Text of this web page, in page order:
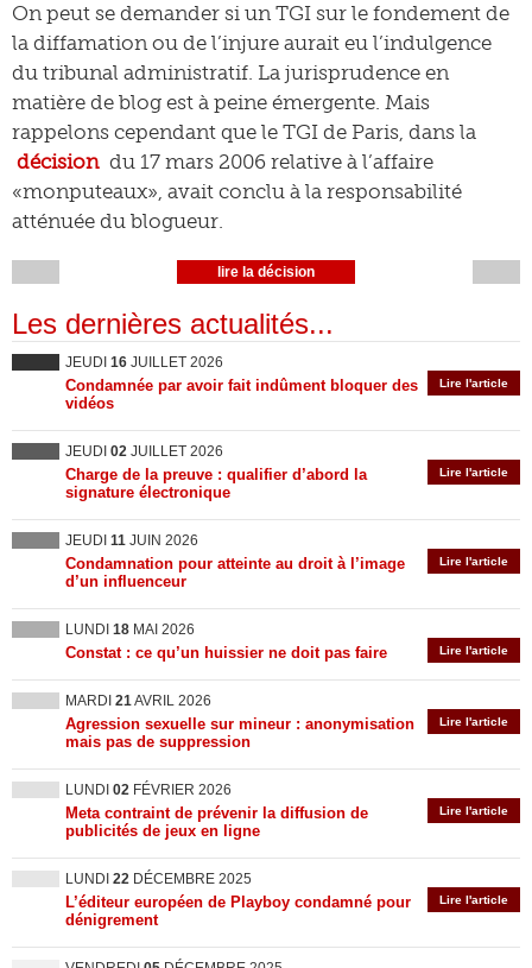
On peut se demander si un TGI sur le fondement de
la diffamation ou de l’injure aurait eu l’indulgence
du tribunal administratif. La jurisprudence en
matière de blog est à peine émergente. Mais
rappelons cependant que le TGI de Paris, dans la
décision du 17 mars 2006 relative à l’affaire
«monputeaux», avait conclu à la responsabilité
atténuée du blogueur.
lire la décision
Les dernières actualités...
JEUDI 16 JUILLET 2026
Lire l'article
Condamnée par avoir fait indûment bloquer des
vidéos
JEUDI 02 JUILLET 2026
Lire l'article
Charge de la preuve : qualifier d’abord la
signature électronique
JEUDI 11 JUIN 2026
Lire l'article
Condamnation pour atteinte au droit à l’image
d’un influenceur
LUNDI 18 MAI 2026
Lire l'article
Constat : ce qu’un huissier ne doit pas faire
MARDI 21AVRIL 2026
Lire l'article
Agression sexuelle sur mineur : anonymisation
mais pas de suppression
LUNDI 02 FÉVRIER 2026
Lire l'article
Meta contraint de prévenir la diffusion de
publicités de jeux en ligne
LUNDI 22 DÉCEMBRE 2025
Lire l'article
L’éditeur européen de Playboy condamné pour
dénigrement